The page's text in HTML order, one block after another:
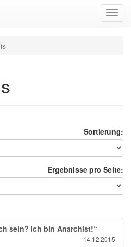
Sortierung:
Ergebnisse pro Seite:
sein? Ich bin Anarchist!“ —
14.12.2015